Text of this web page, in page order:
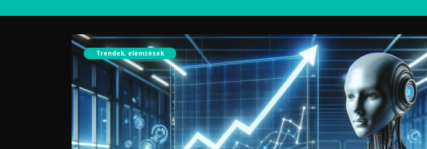
Trendek, elemzések